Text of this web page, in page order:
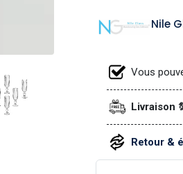
Nile
Vous
Livraison
Retour &